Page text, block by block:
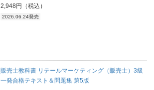
2,948円（税込）
2026.06.24発売
販売士教科書 リテールマーケティング（販売士）3級
一発合格テキスト＆問題集 第5版